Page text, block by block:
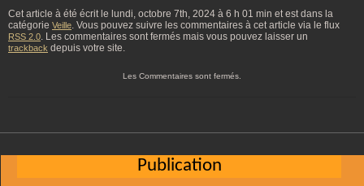
Cet article à été écrit le lundi, octobre 7th, 2024 à 6 h 01 min et est dans la
catégorie Veille. Vous pouvez suivre les commentaires à cet article via le flux
RSS 2.0. Les commentaires sont fermés mais vous pouvez laisser un
trackback depuis votre site.
Les Commentaires sont fermés.
Publication